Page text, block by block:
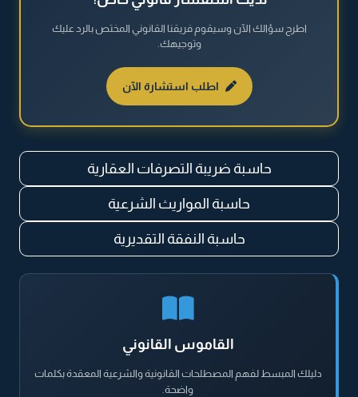
القضايا العمالية
القضايا المالية
نظام مكافحة المخدرات والمؤثرات العقلية
اطرح سؤالك الآن وسيقوم فريقنا القانوني المختص بالرد عليك
وتوجيهك.
اطلب استشارة الآن
حاسبة ضريبة التصرفات العقارية
حاسبة المواريث الشرعية
حاسبة النفقة التقديرية
القاموس القانوني
دليلك المبسط لفهم المصطلحات القانونية والشرعية المعقدة بكلمات
واضحة.